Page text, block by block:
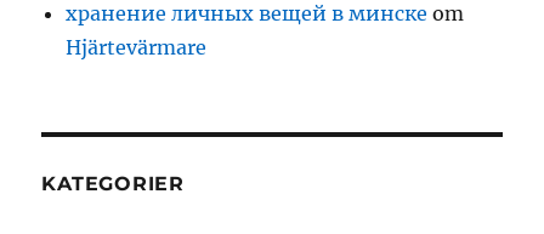
хранение личных вещей в минске om
Hjärtevärmare
KATEGORIER